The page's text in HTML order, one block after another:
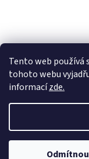
Tento web používá
tohoto webu
informacízde.
Copyright 2026